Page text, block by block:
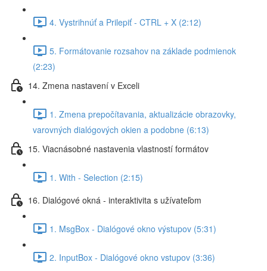
4. Vystrihnúť a Prilepiť - CTRL + X (2:12)
5. Formátovanie rozsahov na základe podmienok
(2:23)
14. Zmena nastavení v Exceli
1. Zmena prepočítavania, aktualizácie obrazovky,
varovných dialógových okien a podobne (6:13)
15. Viacnásobné nastavenia vlastností formátov
1. With - Selection (2:15)
16. Dialógové okná - interaktivita s užívateľom
1. MsgBox - Dialógové okno výstupov (5:31)
2. InputBox - Dialógové okno vstupov (3:36)